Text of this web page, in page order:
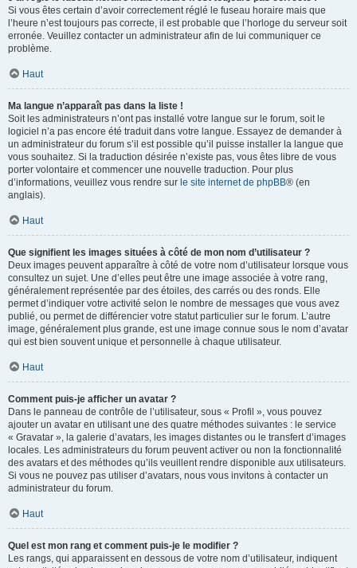
Si vous êtes certain d’avoir correctement réglé le fuseau horaire mais que
l’heure n’est toujours pas correcte, il est probable que l’horloge du serveur soit
erronée. Veuillez contacter un administrateur afin de lui communiquer ce
problème.
Haut
Ma langue n’apparaît pas dans la liste !
Soit les administrateurs n’ont pas installé votre langue sur le forum, soit le
logiciel n’a pas encore été traduit dans votre langue. Essayez de demander à
un administrateur du forum s’il est possible qu’il puisse installer la langue que
vous souhaitez. Si la traduction désirée n’existe pas, vous êtes libre de vous
porter volontaire et commencer une nouvelle traduction. Pour plus
d’informations, veuillez vous rendre sur le site internet de phpBB® (en
anglais).
Haut
Que signifient les images situées à côté de mon nom d’utilisateur ?
Deux images peuvent apparaître à côté de votre nom d’utilisateur lorsque vous
consultez un sujet. Une d’elles peut être une image associée à votre rang,
généralement représentée par des étoiles, des carrés ou des ronds. Elle
permet d’indiquer votre activité selon le nombre de messages que vous avez
publié, ou permet de différencier votre statut particulier sur le forum. L’autre
image, généralement plus grande, est une image connue sous le nom d’avatar
qui est bien souvent unique et personnelle à chaque utilisateur.
Haut
Comment puis-je afficher un avatar ?
Dans le panneau de contrôle de l’utilisateur, sous « Profil », vous pouvez
ajouter un avatar en utilisant une des quatre méthodes suivantes : le service
« Gravatar », la galerie d’avatars, les images distantes ou le transfert d’images
locales. Les administrateurs du forum peuvent activer ou non la fonctionnalité
des avatars et des méthodes qu’ils veuillent rendre disponible aux utilisateurs.
Si vous ne pouvez pas utiliser d’avatars, nous vous invitons à contacter un
administrateur du forum.
Haut
Quel est mon rang et comment puis-je le modifier ?
Les rangs, qui apparaissent en dessous de votre nom d’utilisateur, indiquent